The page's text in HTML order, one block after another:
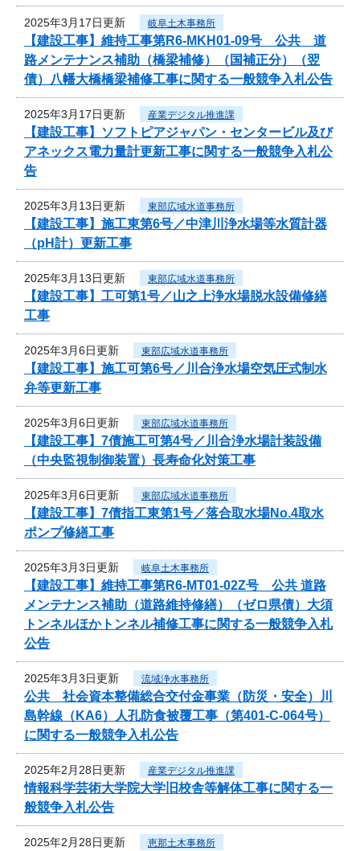
2025年3月17日更新 岐阜土木事務所
【建設工事】維持工事第R6-MKH01-09号 公共 道
路メンテナンス補助（橋梁補修）（国補正分）（翌
債）八幡大橋橋梁補修工事に関する一般競争入札公告
2025年3月17日更新 産業デジタル推進課
【建設工事】ソフトピアジャパン・センタービル及び
アネックス電力量計更新工事に関する一般競争入札公
告
2025年3月13日更新 東部広域水道事務所
【建設工事】施工東第6号／中津川浄水場等水質計器
（pH計）更新工事
2025年3月13日更新 東部広域水道事務所
【建設工事】工可第1号／山之上浄水場脱水設備修繕
工事
2025年3月6日更新 東部広域水道事務所
【建設工事】施工可第6号／川合浄水場空気圧式制水
弁等更新工事
2025年3月6日更新 東部広域水道事務所
【建設工事】7債施工可第4号／川合浄水場計装設備
（中央監視制御装置）長寿命化対策工事
2025年3月6日更新 東部広域水道事務所
【建設工事】7債指工東第1号／落合取水場No.4取水
ポンプ修繕工事
2025年3月3日更新 岐阜土木事務所
【建設工事】維持工事第R6-MT01-02Z号 公共 道路
メンテナンス補助（道路維持修繕）（ゼロ県債）大須
トンネルほかトンネル補修工事に関する一般競争入札
公告
2025年3月3日更新 流域浄水事務所
公共 社会資本整備総合交付金事業（防災・安全）川
島幹線（KA6）人孔防食被覆工事（第401-C-064号）
に関する一般競争入札公告
2025年2月28日更新 産業デジタル推進課
情報科学芸術大学院大学旧校舎等解体工事に関する一
般競争入札公告
2025年2月28日更新 恵那土木事務所